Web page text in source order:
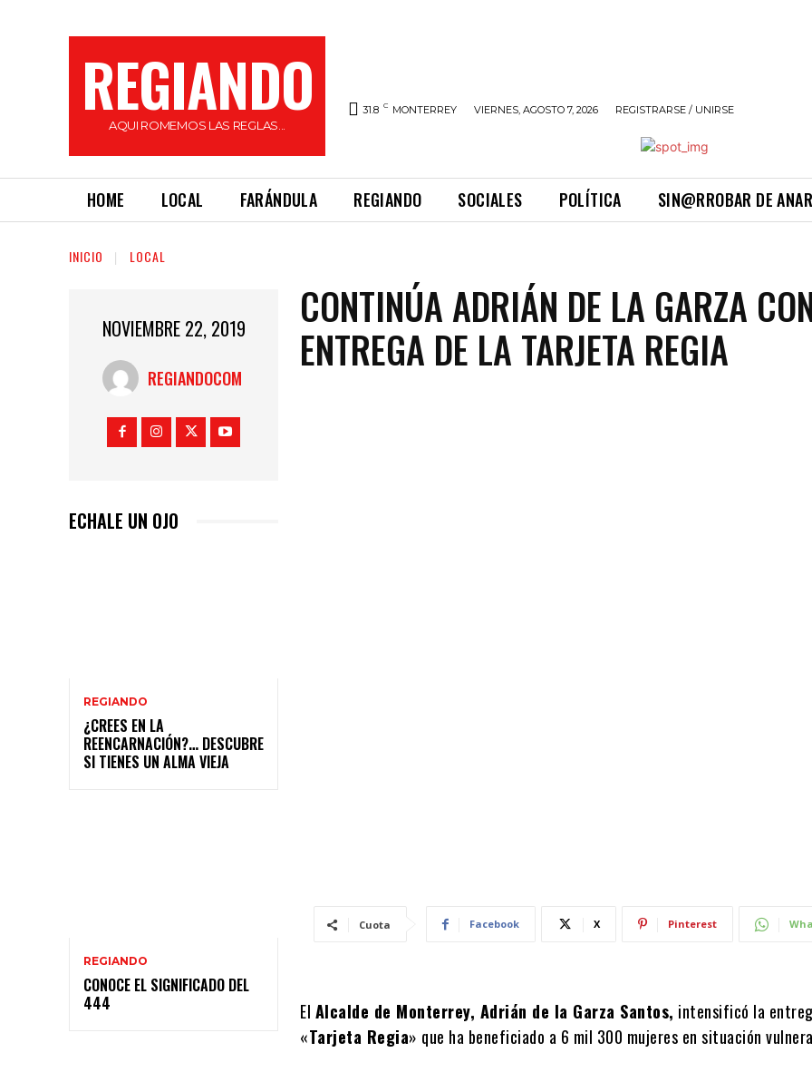
REGIANDO
AQUI ROMEMOS LAS REGLAS...
31.8 C MONTERREY VIERNES, AGOSTO 7, 2026 REGISTRARSE / UNIRSE
HOME LOCAL FARÁNDULA REGIANDO SOCIALES POLÍTICA SIN@RROBAR DE
INICIO LOCAL
NOVIEMBRE 22, 2019
REGIANDOCOM
ECHALE UN OJO
REGIANDO
¿CREES EN LA
REENCARNACIÓN?… DESCUBRE
SI TIENES UN ALMA VIEJA
REGIANDO
CONOCE EL SIGNIFICADO DEL
444
CONTINÚA ADRIÁN DE LA GARZA
ENTREGA DE LA TARJETA REGIA
Cuota Facebook X Pinterest
El Alcalde de Monterrey, Adrián de la Garza Santos, intensificó la
«Tarjeta Regia» que ha beneficiado a 6 mil 300 mujeres en situación